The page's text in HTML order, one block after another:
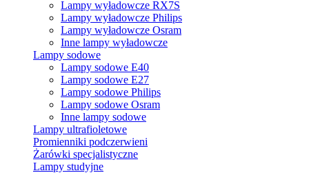
Lampy wyładowcze RX7S
Lampy wyładowcze Philips
Lampy wyładowcze Osram
Inne lampy wyładowcze
Lampy sodowe
Lampy sodowe E40
Lampy sodowe E27
Lampy sodowe Philips
Lampy sodowe Osram
Inne lampy sodowe
Lampy ultrafioletowe
Promienniki podczerwieni
Żarówki specjalistyczne
Lampy studyjne